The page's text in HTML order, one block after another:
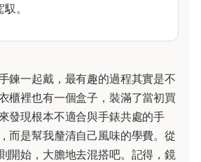
。
鍊一起戴，最有趣的過程其實是不
櫃裡也有一個盒子，裝滿了當初買
發現根本不適合與手錶共處的手
而是幫我釐清自己風味的學費。從
開始，大膽地去混搭吧。記得，鏡